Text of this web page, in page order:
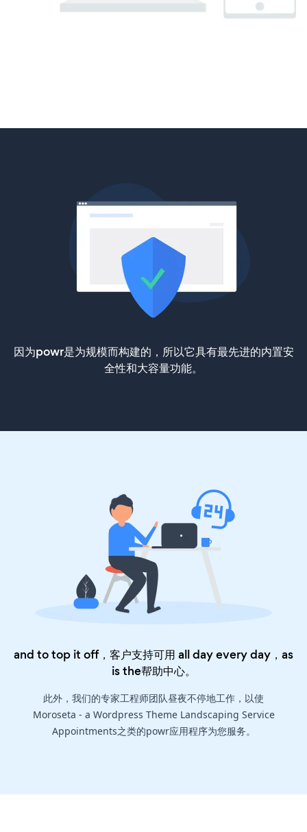
因为powr是为规模而构建的，所以它具有最先进的内置安
全性和大容量功能。
and to top it off，客户支持可用 all day every day，as
is the帮助中心。
此外，我们的专家工程师团队昼夜不停地工作，以使
Moroseta - a Wordpress Theme Landscaping Service
Appointments之类的powr应用程序为您服务。